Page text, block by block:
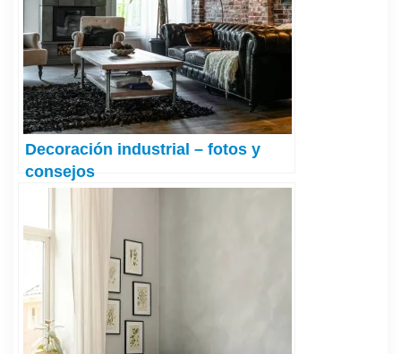
Decoración industrial – fotos y
consejos